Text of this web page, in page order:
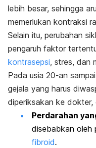
lebih besar, sehingga
memerlukan kontraksi
Selain itu, perubahan
pengaruh faktor
kontrasepsi, stres, dan
Pada usia 20-an
gejala yang harus
diperiksakan ke
Perdarahan
disebabkan oleh
fibroid.